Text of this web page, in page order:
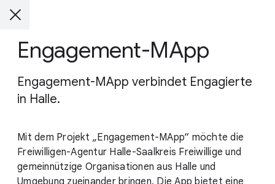
Engagement-MApp
Engagement-MApp verbindet Engagierte
in Halle.
Mit dem Projekt „Engagement-MApp“ möchte die
Freiwilligen-Agentur Halle-Saalkreis Freiwillige und
gemeinnützige Organisationen aus Halle und
Umgebung zueinander bringen. Die App bietet eine